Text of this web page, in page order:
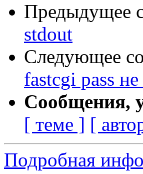
Предыдущее
stdout
Следующее
fastcgi pass не
Сообщения,
[ теме ] [
Подробная